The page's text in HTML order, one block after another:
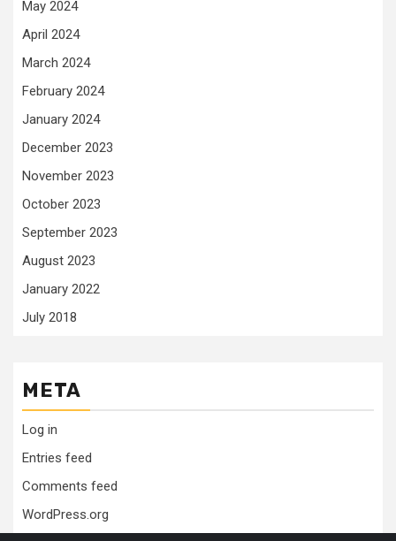
May 2024
April 2024
March 2024
February 2024
January 2024
December 2023
November 2023
October 2023
September 2023
August 2023
January 2022
July 2018
META
Log in
Entries feed
Comments feed
WordPress.org